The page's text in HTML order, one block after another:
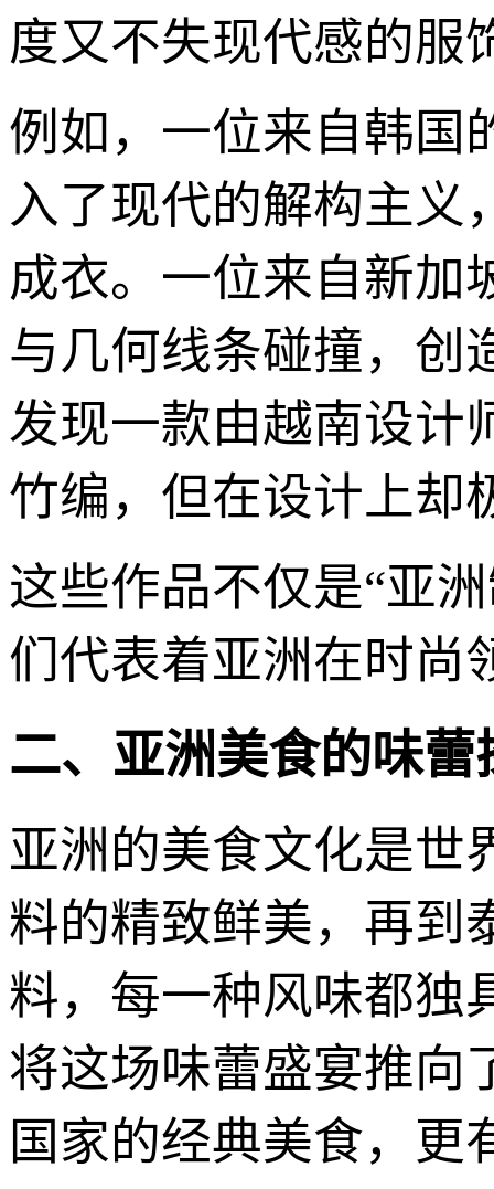
度又不失现代感的服
例如，一位来自韩国
入了现代的解构主义
成衣。一位来自新加
与几何线条碰撞，创
发现一款由越南设计
竹编，但在设计上却
这些作品不仅是“亚
们代表着亚洲在时尚
二、亚洲美食的味
亚洲的美食文化是世
料的精致鲜美，再到
料，每一种风味都独
将这场味蕾盛宴推向
国家的经典美食，更